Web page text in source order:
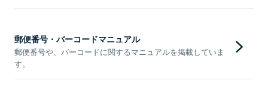
郵便番号・バーコードマニュアル
郵便番号や、バーコードに関するマニュアルを掲載していま
す。